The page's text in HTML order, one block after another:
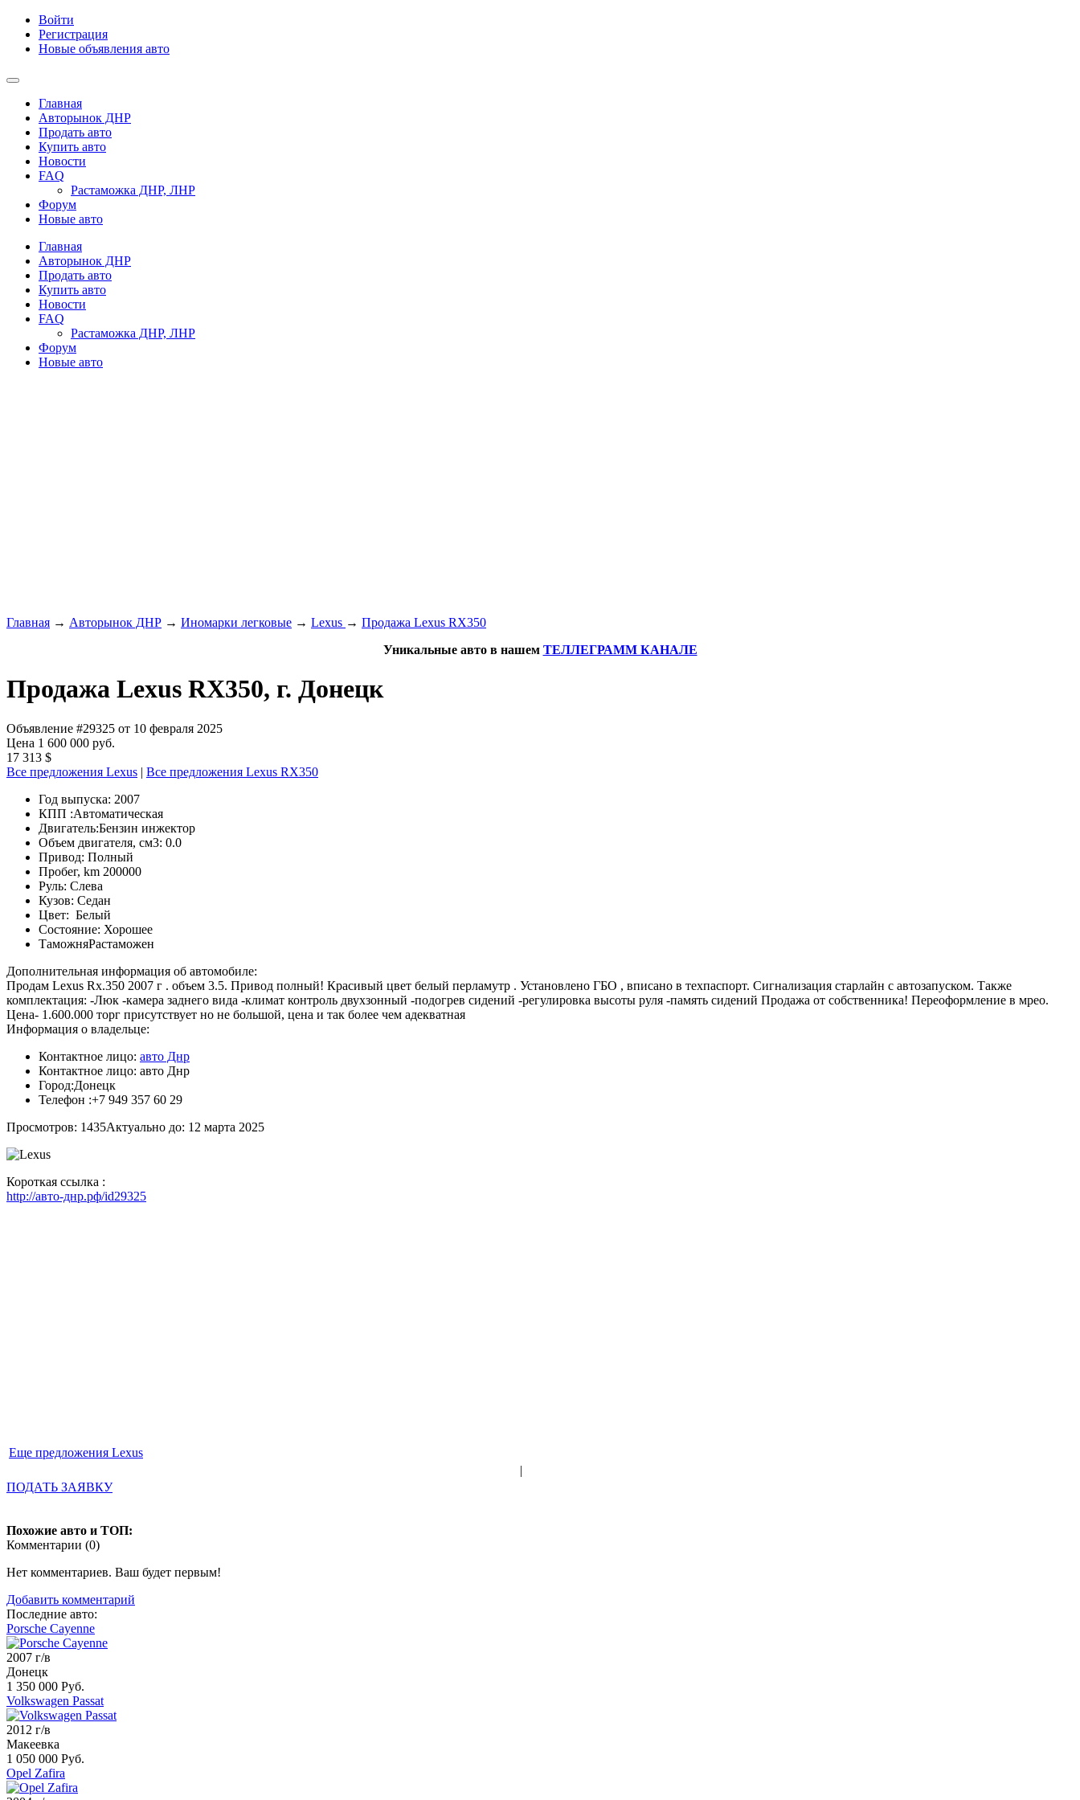
Войти
Регистрация
Новые объявления авто
Главная
Авторынок ДНР
Продать авто
Купить авто
Новости
FAQ
Растаможка ДНР, ЛНР
Форум
Новые авто
Главная
Авторынок ДНР
Продать авто
Купить авто
Новости
FAQ
Растаможка ДНР, ЛНР
Форум
Новые авто
Главная → Авторынок ДНР → Иномарки легковые → Lexus → Продажа Lexus RX350
Уникальные авто в нашем ТЕЛЛЕГРАММ КАНАЛЕ
Продажа Lexus RX350, г. Донецк
Объявление #29325 от 10 февраля 2025
Цена 1 600 000 руб.
17 313 $
Все предложения Lexus | Все предложения Lexus RX350
Год выпуска: 2007
КПП :Автоматическая
Двигатель:Бензин инжектор
Объем двигателя, см3: 0.0
Привод: Полный
Пробег, km 200000
Руль: Слева
Кузов: Седан
Цвет: Белый
Состояние: Хорошее
ТаможняРастаможен
Дополнительная информация об автомобиле:
Продам Lexus Rx.350 2007 г . объем 3.5. Привод полный! Красивый цвет белый перламутр . Установлено ГБО , вписано в техпаспорт. Сигнализация старлайн с автозапуском. Также
комплектация: -Люк -камера заднего вида -климат контроль двухзонный -подогрев сидений -регулировка высоты руля -память сидений Продажа от собственника! Переоформление в мрео.
Цена- 1.600.000 торг присутствует но не большой, цена и так более чем адекватная
Информация о владельце:
Контактное лицо: авто Днр
Контактное лицо: авто Днр
Город:Донецк
Телефон :+7 949 357 60 29
Просмотров: 1435Актуально до: 12 марта 2025
Короткая ссылка :
http://авто-днр.рф/id29325
Еще предложения Lexus
|
ПОДАТЬ ЗАЯВКУ
Похожие авто и ТОП:
Комментарии (0)
Нет комментариев. Ваш будет первым!
Добавить комментарий
Последние авто:
Porsche Cayenne
2007 г/в
Донецк
1 350 000 Руб.
Volkswagen Passat
2012 г/в
Макеевка
1 050 000 Руб.
Opel Zafira